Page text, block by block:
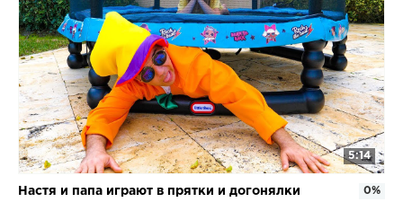
5:14
Настя и папа играют в прятки и догонялки 0%